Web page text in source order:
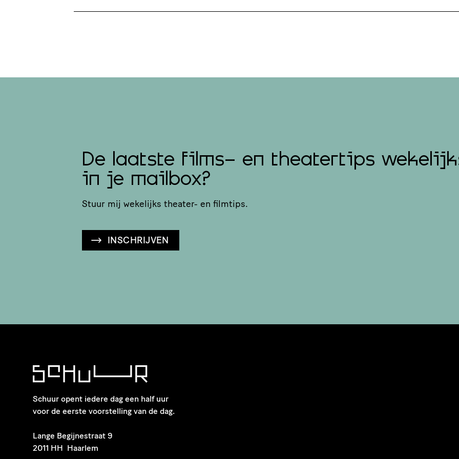
De laatste films- en theatertips
in je mailbox?
Stuur mij wekelijks theater- en filmtips.
INSCHRIJVEN
Schuur opent iedere dag een half uur
voor de eerste voorstelling van de dag.
​Lange Begijnestraat 9
2011 HH Haarlem